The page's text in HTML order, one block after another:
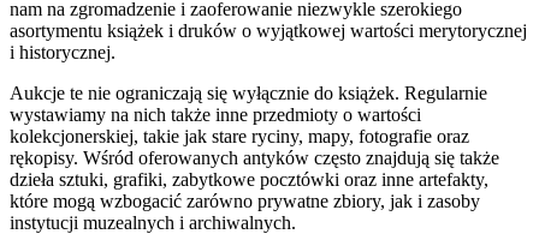
nam na zgromadzenie i zaoferowanie niezwykle szerokiego
asortymentu książek i druków o wyjątkowej wartości merytorycznej
i historycznej.
Aukcje te nie ograniczają się wyłącznie do książek. Regularnie
wystawiamy na nich także inne przedmioty o wartości
kolekcjonerskiej, takie jak stare ryciny, mapy, fotografie oraz
rękopisy. Wśród oferowanych antyków często znajdują się także
dzieła sztuki, grafiki, zabytkowe pocztówki oraz inne artefakty,
które mogą wzbogacić zarówno prywatne zbiory, jak i zasoby
instytucji muzealnych i archiwalnych.